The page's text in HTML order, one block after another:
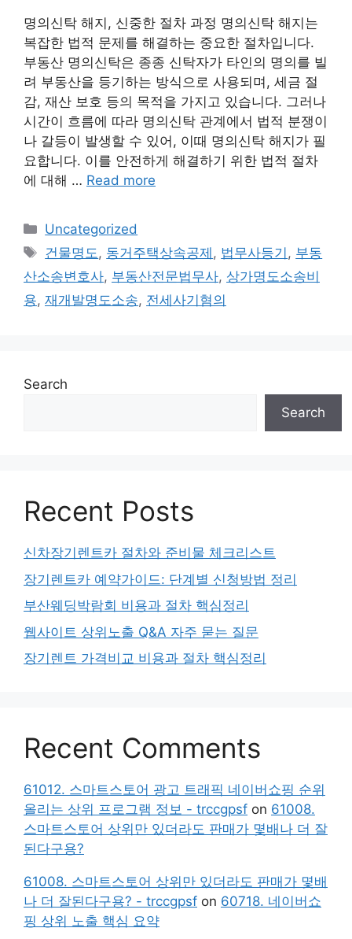
명의신탁 해지, 신중한 절차 과정 명의신탁 해지는
복잡한 법적 문제를 해결하는 중요한 절차입니다.
부동산 명의신탁은 종종 신탁자가 타인의 명의를 빌
려 부동산을 등기하는 방식으로 사용되며, 세금 절
감, 재산 보호 등의 목적을 가지고 있습니다. 그러나
시간이 흐름에 따라 명의신탁 관계에서 법적 분쟁이
나 갈등이 발생할 수 있어, 이때 명의신탁 해지가 필
요합니다. 이를 안전하게 해결하기 위한 법적 절차
에 대해 … Read more
Categories
Uncategorized
Tags
건물명도, 동거주택상속공제 , 법무사등기 , 부동
산소송변호사, 부동산전문법무사, 상가명도소송비
용, 재개발명도소송, 전세사기혐의
Search
Search
Recent Posts
신차장기렌트카 절차와 준비물 체크리스트
장기렌트카 예약가이드: 단계별 신청방법 정리
부산웨딩박람회 비용과 절차 핵심정리
웹사이트 상위노출 Q&A 자주 묻는 질문
장기렌트 가격비교 비용과 절차 핵심정리
Recent Comments
61012. 스마트스토어 광고 트래픽 네이버쇼핑 순위
올리는 상위 프로그램 정보 - trccgpsf on 61008.
스마트스토어 상위만 있더라도 판매가 몇배나 더 잘
된다구용?
61008. 스마트스토어 상위만 있더라도 판매가 몇배
나 더 잘된다구용? - trccgpsf on 60718. 네이버쇼
핑 상위 노출 핵심 요약